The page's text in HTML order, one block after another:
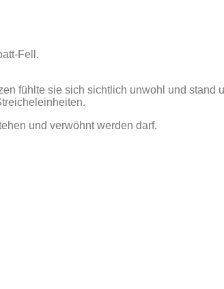
Fell.
fühlte sie sich sichtlich unwohl und stand
und verwöhnt werden darf.